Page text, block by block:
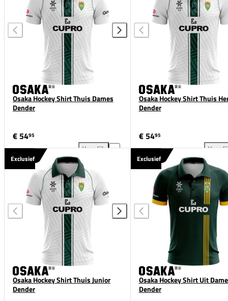
Osaka Hockey Shirt Thuis Dames
Dender
€ 5495
Vergelijk
Osaka Hockey Shirt Thuis Dames Dender
Osaka Hockey Shirt Thuis
Dender
€ 5495
Exclusief
Osaka Hockey Shirt Thuis Junior
Dender
Exclusief
Osaka Hockey Shirt Uit
Dender